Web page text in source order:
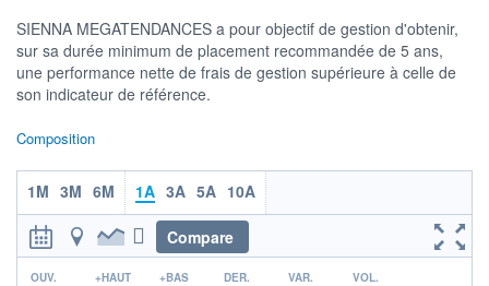
160
180
200
CATÉGORIE MORNINGSTAR
Actions International Flex-
Cap.
FONDS PARTENAIRES
TARIFS PRIVILÉGIÉS 0%
SIENNA MEGATENDANCES a pour objectif de gestion d'obtenir,
sur sa durée minimum de placement recommandée de 5 ans,
une performance nette de frais de gestion supérieure à celle de
son indicateur de référence.
Composition
1M 3M 6M 1A 3A 5A 10A
Compare
r
OUV. +HAUT +BAS DER. VAR. VOL.